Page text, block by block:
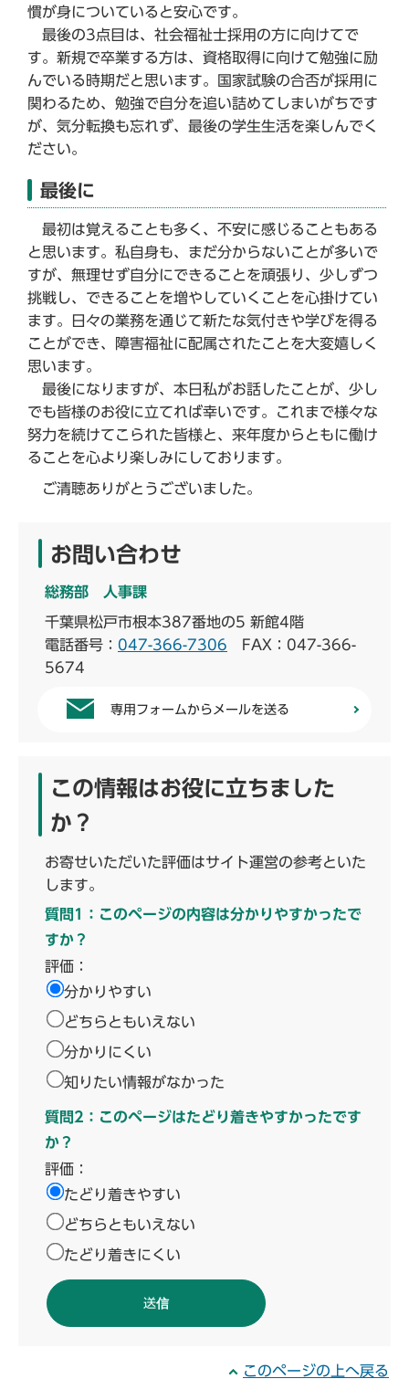
慣が身についていると安心です。
最後の3点目は、社会福祉士採用の方に向けてで
す。新規で卒業する方は、資格取得に向けて勉強に励
んでいる時期だと思います。国家試験の合否が採用に
関わるため、勉強で自分を追い詰めてしまいがちです
が、気分転換も忘れず、最後の学生生活を楽しんでく
ださい。
最後に
最初は覚えることも多く、不安に感じることもある
と思います。私自身も、まだ分からないことが多いで
すが、無理せず自分にできることを頑張り、少しずつ
挑戦し、できることを増やしていくことを心掛けてい
ます。日々の業務を通じて新たな気付きや学びを得る
ことができ、障害福祉に配属されたことを大変嬉しく
思います。
最後になりますが、本日私がお話したことが、少し
でも皆様のお役に立てれば幸いです。これまで様々な
努力を続けてこられた皆様と、来年度からともに働け
ることを心より楽しみにしております。
ご清聴ありがとうございました。
お問い合わせ
総務部 人事課
千葉県松戸市根本387番地の5 新館4階
電話番号： 047-366-7306 FAX：047-366-
5674
専用フォームからメールを送る
この情報はお役に立ちました
か？
お寄せいただいた評価はサイト運営の参考といた
します。
質問1：このページの内容は分かりやすかったで
すか？
評価：
分かりやすい
どちらともいえない
分かりにくい
知りたい情報がなかった
質問2：このページはたどり着きやすかったです
か？
評価：
たどり着きやすい
どちらともいえない
たどり着きにくい
このページの上へ戻る